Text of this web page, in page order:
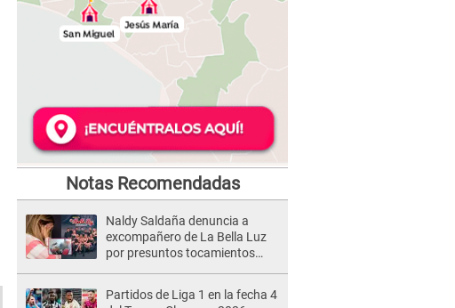
Notas Recomendadas
Naldy Saldaña denuncia a
excompañero de La Bella Luz
por presuntos tocamientos
Partidos de Liga 1 en la fecha 4